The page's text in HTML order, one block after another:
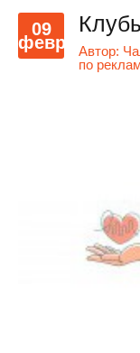
09
февр Автор:
по